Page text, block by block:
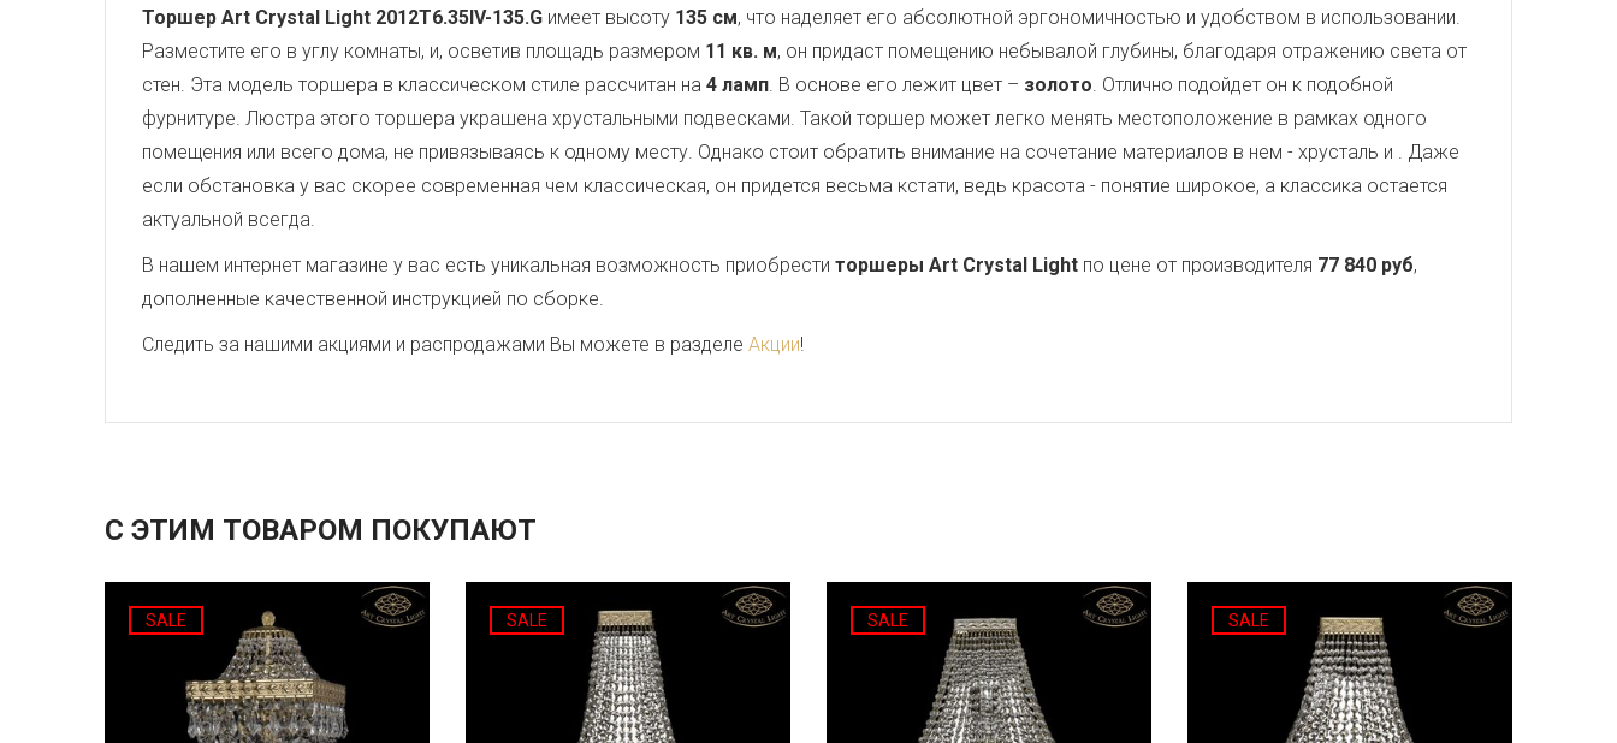
Торшер Art Crystal Light 2012T6.35IV-135.G имеет высоту 135 см, что наделяет его абсолютной эргономичностью и удобством в использовании.
Разместите его в углу комнаты, и, осветив площадь размером 11 кв. м, он придаст помещению небывалой глубины, благодаря отражению света от
стен. Эта модель торшера в классическом стиле рассчитан на 4 ламп. В основе его лежит цвет – золото. Отлично подойдет он к подобной
фурнитуре. Люстра этого торшера украшена хрустальными подвесками. Такой торшер может легко менять местоположение в рамках одного
помещения или всего дома, не привязываясь к одному месту. Однако стоит обратить внимание на сочетание материалов в нем - хрусталь и . Даже
если обстановка у вас скорее современная чем классическая, он придется весьма кстати, ведь красота - понятие широкое, а классика остается
актуальной всегда.
В нашем интернет магазине у вас есть уникальная возможность приобрести торшеры Art Crystal Light по цене от производителя 77 840 руб,
дополненные качественной инструкцией по сборке.
Следить за нашими акциями и распродажами Вы можете в разделе Акции!
С ЭТИМ ТОВАРОМ ПОКУПАЮТ
SALE SALE SALE SALE